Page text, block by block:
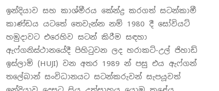
ඉන්දියාව සහ කාශ්මීරය කේන්ද්‍ර කරගත් සටන්කාමී
කාණ්ඩය යටතේ තෙවැන්න නම් 1980 දී සෝවියට්
හමුදාවට එරෙහිව සටන් කිරීම සඳහා
ඇෆ්ගනිස්ථානයේදී පිහිටුවන ලද හරාකට්-උල් ජිහාඩ්
ඉස්ලාමි (HUJI) වන අතර 1989 න් පසු එය ඇෆ්ගන්
තලේබාන් සංවිධානයට සටන්කරුවන් සැපයූවත්